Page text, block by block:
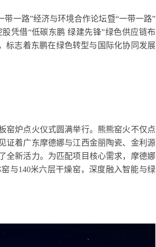
一路”经济与环境合作论坛暨“一带一路”
凭借“低碳东鹏 绿建先锋”绿色供应链布
标志着东鹏在绿色转型与国际化协同发展
窑炉点火仪式圆满举行。熊熊窑火不仅点
证着广东摩德娜与江西金丽陶瓷、金利源
全新活力。为匹配项目核心需求，摩德娜
与140米六层干燥窑，深度融入智能与绿